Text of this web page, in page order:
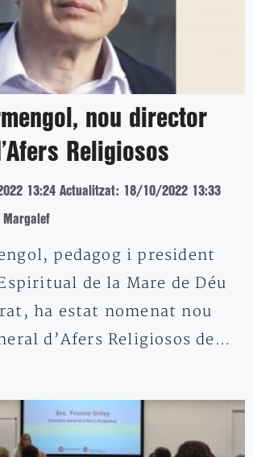
nou director
Religiosos
13:24 Actualitzat: 18/10/2022 13:33
Margalef
pedagog i president
de la Mare de Déu
ha estat nomenat nou
d’Afers Religiosos de…